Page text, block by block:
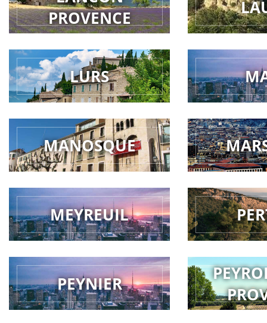
PROVENCE
LURS
MANOSQUE
MEYREUIL
PEYNIER